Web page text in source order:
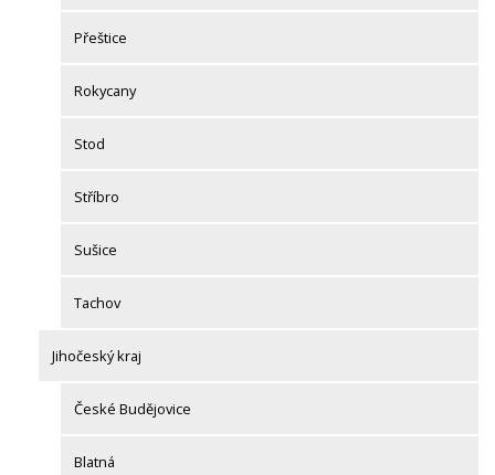
Přeštice
Rokycany
Stod
Stříbro
Sušice
Tachov
Jihočeský kraj
České Budějovice
Blatná